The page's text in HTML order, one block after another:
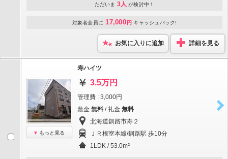
ただいま 3人 が検討中！
対象者全員に 17,000 円 キャッシュバック!
お気に入りに追加 詳細を見る
もっと見る
寿ハイツ
3.5万円
管理費 : 3,000円
敷金 無料 / 礼金 無料
北海道釧路市寿２
ＪＲ根室本線/釧路駅 歩10分
1LDK / 53.0m²